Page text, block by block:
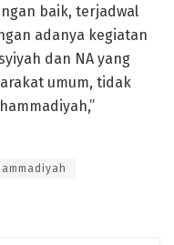
baik, terjadwal
adanya kegiatan
dan NA yang
umum, tidak